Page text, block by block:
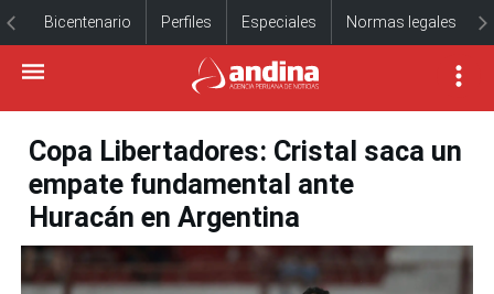
Bicentenario Perfiles Especiales Normas legales
Copa Libertadores: Cristal saca un
empate fundamental ante
Huracán en Argentina